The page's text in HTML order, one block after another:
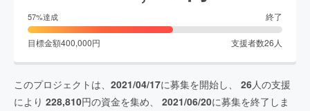
57%達成 終了
目標金額400,000円 支援者数26人
このプロジェクトは、 2021/04/17に募集を開始し、 26人の支援
により 228,810円の資金を集め、 2021/06/20に募集を終了しま